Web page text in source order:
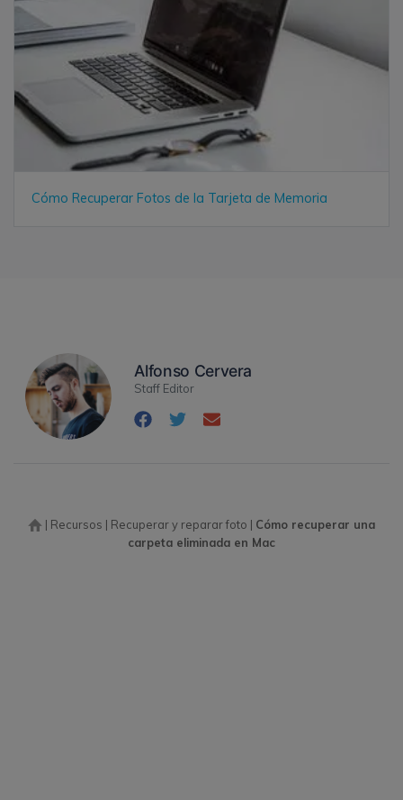
Cómo Recuperar Fotos de la Tarjeta de Memoria
Alfonso Cervera
Staff Editor
| Recursos | Recuperar y reparar foto | Cómo recuperar una
carpeta eliminada en Mac